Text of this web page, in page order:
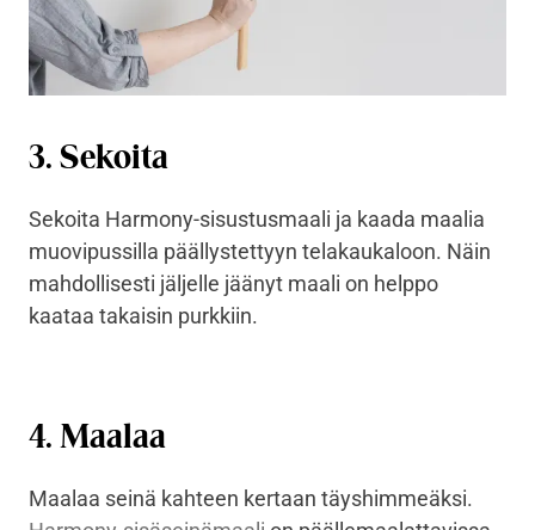
3. Sekoita
Sekoita Harmony-sisustusmaali ja kaada maalia
muovipussilla päällystettyyn telakaukaloon. Näin
mahdollisesti jäljelle jäänyt maali on helppo
kaataa takaisin purkkiin.
4. Maalaa
Maalaa seinä kahteen kertaan täyshimmeäksi.